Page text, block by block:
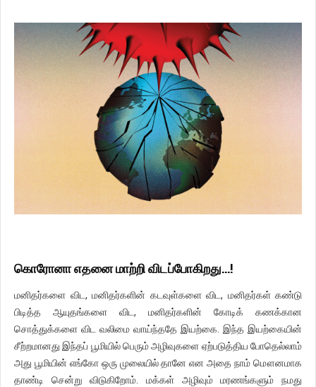
கொரோனா எதனை மாற்றி விடப்போகிறது...!
மனிதர்களை விட, மனிதர்களின் கடவுள்களை விட, மனிதர்கள் கண்டு
பிடித்த ஆயுதங்களை விட, மனிதர்களின் கோடிக் கணக்கான
சொத்துக்களை விட வலிமை வாய்ந்ததே இயற்கை. இந்த இயற்கையின்
சீற்றமானது இந்தப் பூமியில் பெரும் அழிவுகளை ஏற்படுத்திய போதெல்லாம்
அது பூமியின் எங்கோ ஒரு முலையில் தானே என அதை நாம் மௌனமாக
தாண்டி சென்று விடுகிறோம். மக்கள் அழிவும் மரணங்களும் நமது